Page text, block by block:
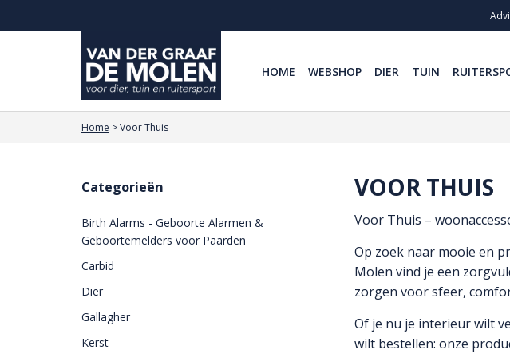
HOME WEBSHOP DIER TUIN
Home >Voor Thuis
Categorieën
Birth Alarms - Geboorte Alarmen &
Geboortemelders voor Paarden
Carbid
Dier
Gallagher
Kerst
VOOR THUIS
Voor Thuis –
Op zoek naar mooie en
Molen vind je een
zorgen voor sfeer,
Of je nu je interieur wilt
wilt bestellen: onze